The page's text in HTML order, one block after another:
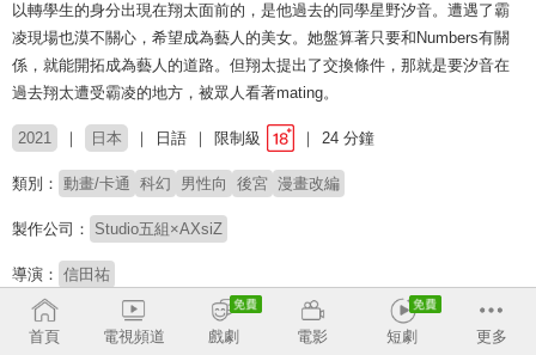
以轉學生的身分出現在翔太面前的，是他過去的同學星野汐音。遭遇了霸
凌現場也漠不關心，希望成為藝人的美女。她盤算著只要和Numbers有關
係，就能開拓成為藝人的道路。但翔太提出了交換條件，那就是要汐音在
過去翔太遭受霸凌的地方，被眾人看著mating。
2021 日本 日語 限制級 24 分鐘
類別： 動畫/卡通 科幻 男性向 後宮 漫畫改編
製作公司： Studio五組×AXsiZ
導演： 信田祐
配音： 市川太一 白石晴香 大地葉
山根綺
首頁
電視頻道 戲劇 電影 短劇 更多